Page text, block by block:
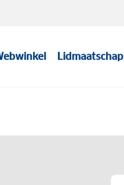
Lidmaatschap